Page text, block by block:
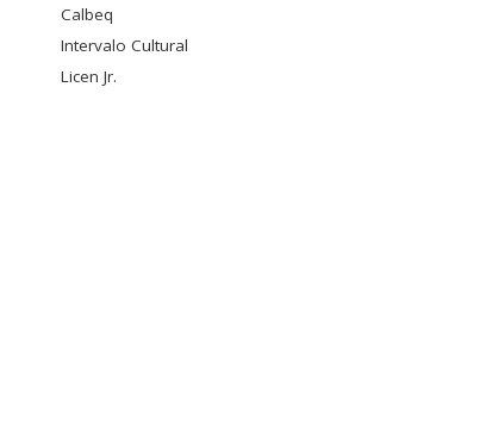
Calbeq
Intervalo Cultural
Licen Jr.